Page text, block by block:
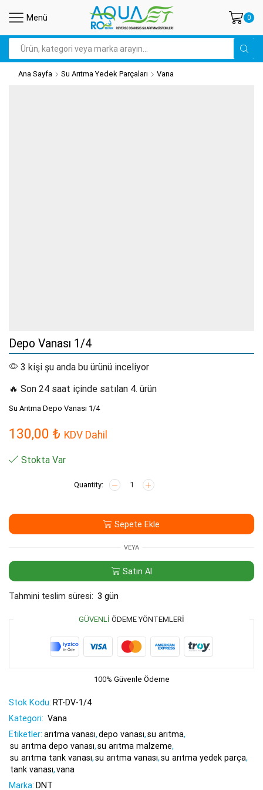
Menü 0
Search
input
Ana Sayfa Su Arıtma Yedek Parçaları Vana
Depo Vanası 1/4
3 kişi şu anda bu ürünü inceliyor
🔥 Son 24 saat içinde satılan 4. ürün
Su Arıtma Depo Vanası 1/4
130,00 ₺ KDV Dahil
Stokta Var
Depo
Vanası
adet
Sepete Ekle
VEYA
Satın Al
Tahmini teslim süresi: 3 gün
GÜVENLI ÖDEME YÖNTEMLERI
100% Güvenle Ödeme
Stok Kodu: RT-DV-1/4
Kategori: Vana
Etiketler: arıtma vanası,depo vanası,su arıtma,
su arıtma depo vanası,su arıtma malzeme,
su arıtma tank vanası,su arıtma vanası,su arıtma yedek parça,
tank vanası,vana
Marka: DNT